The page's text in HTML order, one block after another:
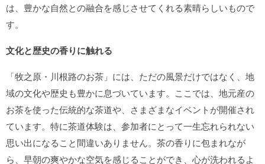
は、豊かな自然との融合を感じさせてくれる素晴らしいもので
す。
文化と歴史の香りに触れる
「牧之原・川根路のお茶」には、ただの風景だけではなく、地
域の文化や歴史も豊かに息づいています。ここでは、地元産の
お茶を使った伝統的な茶道や、さまざまなイベントが開催され
ています。特に茶道体験は、参加者にとって一生忘れられない
思い出になること間違いありません。茶の香りに包まれなが
ら、早朝の爽やかな空気を感じることができ、心が洗われるよ